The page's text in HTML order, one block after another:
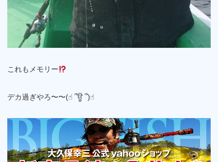
これもメモリー
デカ過ぎやろ〜〜(☝︎ ՞ਊ ՞)☝︎